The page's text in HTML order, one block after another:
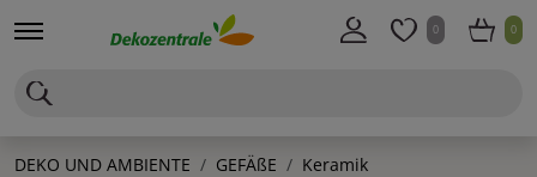
0 0
DEKO UND AMBIENTE GEFÄßE
Keramik